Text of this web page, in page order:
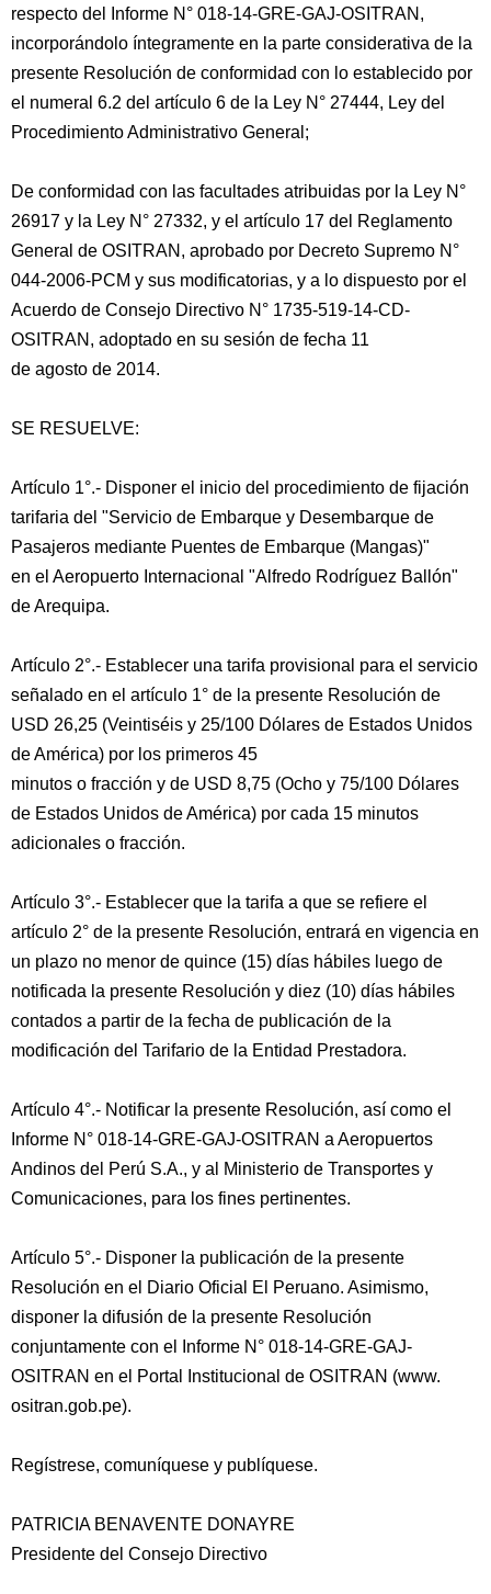
respecto del Informe N° 018-14-GRE-GAJ-OSITRAN,
incorporándolo íntegramente en la parte considerativa de la
presente Resolución de conformidad con lo establecido por
el numeral 6.2 del artículo 6 de la Ley N° 27444, Ley del
Procedimiento Administrativo General;
De conformidad con las facultades atribuidas por la Ley N°
26917 y la Ley N° 27332, y el artículo 17 del Reglamento
General de OSITRAN, aprobado por Decreto Supremo N°
044-2006-PCM y sus modificatorias, y a lo dispuesto por el
Acuerdo de Consejo Directivo N° 1735-519-14-CD-
OSITRAN, adoptado en su sesión de fecha 11
de agosto de 2014.
SE RESUELVE:
Artículo 1°.- Disponer el inicio del procedimiento de fijación
tarifaria del "Servicio de Embarque y Desembarque de
Pasajeros mediante Puentes de Embarque (Mangas)"
en el Aeropuerto Internacional "Alfredo Rodríguez Ballón"
de Arequipa.
Artículo 2°.- Establecer una tarifa provisional para el servicio
señalado en el artículo 1° de la presente Resolución de
USD 26,25 (Veintiséis y 25/100 Dólares de Estados Unidos
de América) por los primeros 45
minutos o fracción y de USD 8,75 (Ocho y 75/100 Dólares
de Estados Unidos de América) por cada 15 minutos
adicionales o fracción.
Artículo 3°.- Establecer que la tarifa a que se refiere el
artículo 2° de la presente Resolución, entrará en vigencia en
un plazo no menor de quince (15) días hábiles luego de
notificada la presente Resolución y diez (10) días hábiles
contados a partir de la fecha de publicación de la
modificación del Tarifario de la Entidad Prestadora.
Artículo 4°.- Notificar la presente Resolución, así como el
Informe N° 018-14-GRE-GAJ-OSITRAN a Aeropuertos
Andinos del Perú S.A., y al Ministerio de Transportes y
Comunicaciones, para los fines pertinentes.
Artículo 5°.- Disponer la publicación de la presente
Resolución en el Diario Oficial El Peruano. Asimismo,
disponer la difusión de la presente Resolución
conjuntamente con el Informe N° 018-14-GRE-GAJ-
OSITRAN en el Portal Institucional de OSITRAN (www.
ositran.gob.pe).
Regístrese, comuníquese y publíquese.
PATRICIA BENAVENTE DONAYRE
Presidente del Consejo Directivo